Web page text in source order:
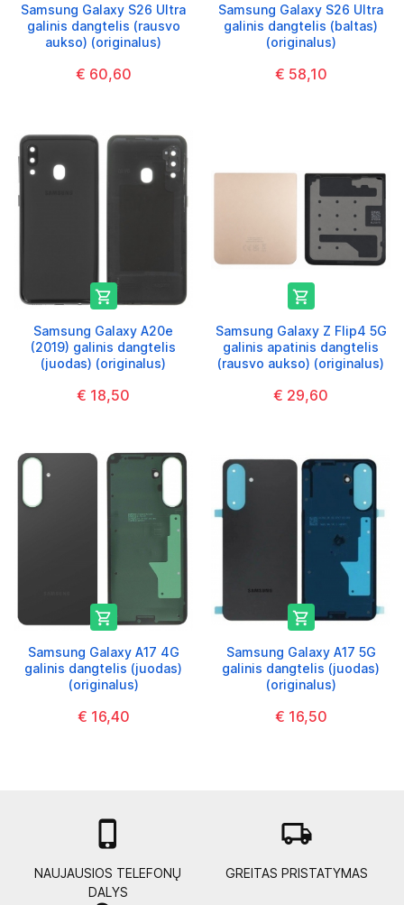
Samsung Galaxy S26 Ultra
galinis dangtelis (rausvo
aukso) (originalus)
€ 60,60
Samsung Galaxy S26 Ultra
galinis dangtelis (baltas)
(originalus)
€ 58,10

Samsung Galaxy A20e
(2019) galinis dangtelis
(juodas) (originalus)
€ 18,50

Samsung Galaxy Z Flip4 5G
galinis apatinis dangtelis
(rausvo aukso) (originalus)
€ 29,60

Samsung Galaxy A17 4G
galinis dangtelis (juodas)
(originalus)
€ 16,40

Samsung Galaxy A17 5G
galinis dangtelis (juodas)
(originalus)
€ 16,50

NAUJAUSIOS TELEFONŲ
DALYS
local_shipping
GREITAS PRISTATYMAS